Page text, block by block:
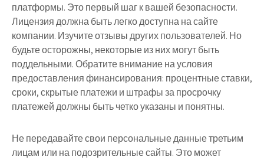
платформы. Это первый шаг к вашей безопасности.
Лицензия должна быть легко доступна на сайте
компании. Изучите отзывы других пользователей. Но
будьте осторожны, некоторые из них могут быть
поддельными. Обратите внимание на условия
предоставления финансирования: процентные ставки,
сроки, скрытые платежи и штрафы за просрочку
платежей должны быть четко указаны и понятны.
Не передавайте свои персональные данные третьим
лицам или на подозрительные сайты. Это может